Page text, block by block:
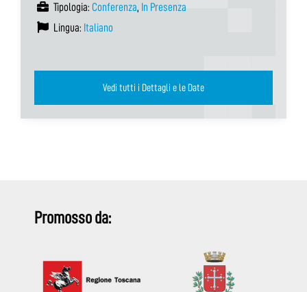
Tipologia: Conferenza, In Presenza
Lingua: Italiano
Vedi tutti i Dettagli e le Date
Promosso da: